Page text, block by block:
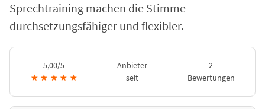
Sprechtraining machen die Stimme
durchsetzungsfähiger und flexibler.
5,00/5
★ ★ ★ ★ ★
Anbieter
seit
2
Bewertungen